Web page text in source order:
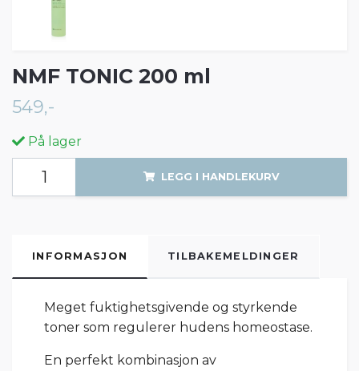
NMF TONIC 200 ml
549,-
På lager
LEGG I HANDLEKURV
INFORMASJON TILBAKEMELDINGER
Meget fuktighetsgivende og styrkende
toner som regulerer hudens homeostase.
En perfekt kombinasjon av